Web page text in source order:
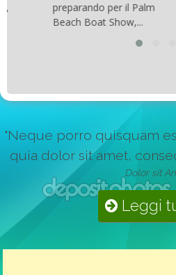
preparando per il Palm
Beach Boat Show,...
"Neque porro quisquam
quia dolor sit amet,
Dolor sit
Leggi